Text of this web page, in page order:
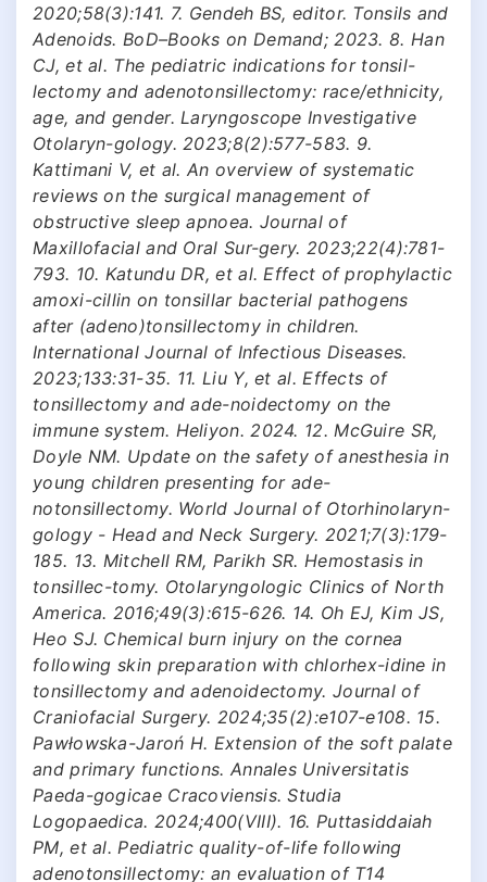
2020;58(3):141. 7. Gendeh BS, editor. Tonsils and
Adenoids. BoD–Books on Demand; 2023. 8. Han
CJ, et al. The pediatric indications for tonsil-
lectomy and adenotonsillectomy: race/ethnicity,
age, and gender. Laryngoscope Investigative
Otolaryn-gology. 2023;8(2):577-583. 9.
Kattimani V, et al. An overview of systematic
reviews on the surgical management of
obstructive sleep apnoea. Journal of
Maxillofacial and Oral Sur-gery. 2023;22(4):781-
793. 10. Katundu DR, et al. Effect of prophylactic
amoxi-cillin on tonsillar bacterial pathogens
after (adeno)tonsillectomy in children.
International Journal of Infectious Diseases.
2023;133:31-35. 11. Liu Y, et al. Effects of
tonsillectomy and ade-noidectomy on the
immune system. Heliyon. 2024. 12. McGuire SR,
Doyle NM. Update on the safety of anesthesia in
young children presenting for ade-
notonsillectomy. World Journal of Otorhinolaryn-
gology - Head and Neck Surgery. 2021;7(3):179-
185. 13. Mitchell RM, Parikh SR. Hemostasis in
tonsillec-tomy. Otolaryngologic Clinics of North
America. 2016;49(3):615-626. 14. Oh EJ, Kim JS,
Heo SJ. Chemical burn injury on the cornea
following skin preparation with chlorhex-idine in
tonsillectomy and adenoidectomy. Journal of
Craniofacial Surgery. 2024;35(2):e107-e108. 15.
Pawłowska-Jaroń H. Extension of the soft palate
and primary functions. Annales Universitatis
Paeda-gogicae Cracoviensis. Studia
Logopaedica. 2024;400(VIII). 16. Puttasiddaiah
PM, et al. Pediatric quality-of-life following
adenotonsillectomy: an evaluation of T14